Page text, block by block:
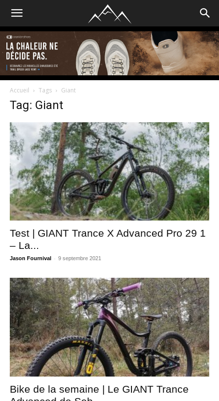
Accueil Tags Giant
Tag: Giant
Test | GIANT Trance X Advanced Pro 29 1
– La...
Jason Fournival - 9 septembre 2021
Bike de la semaine | Le GIANT Trance